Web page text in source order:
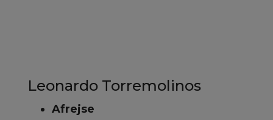
Leonardo Torremolinos
Afrejse